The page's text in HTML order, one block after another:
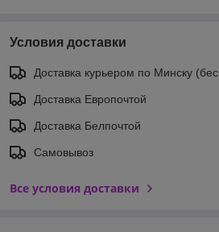
Условия доставки
Доставка курьером по Минску
Доставка Европочтой
Доставка Белпочтой
Самовывоз
Все условия доставки